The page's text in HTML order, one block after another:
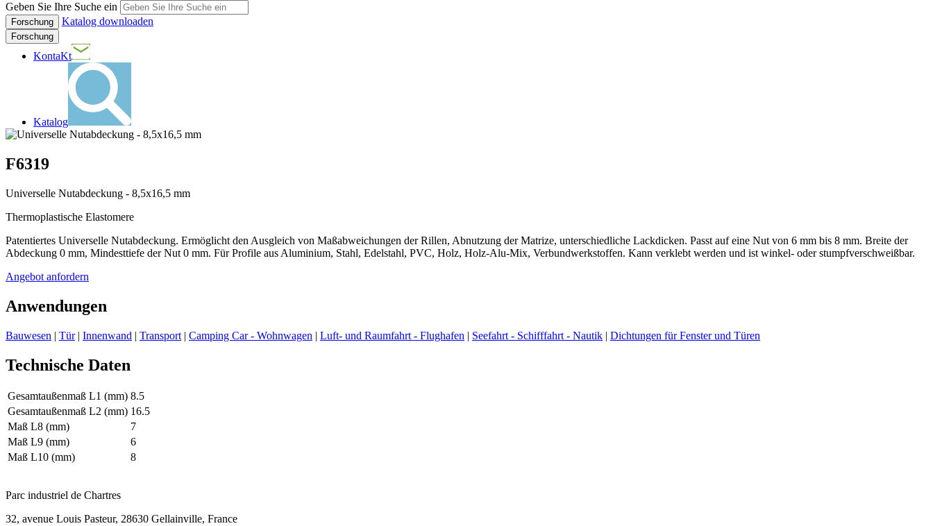
Geben Sie Ihre Suche ein
Katalog downloaden
Forschung
KontaKt
Katalog
F6319
Universelle Nutabdeckung - 8,5x16,5 mm
Thermoplastische Elastomere
Patentiertes Universelle Nutabdeckung. Ermöglicht den Ausgleich von Maßabweichungen der Rillen, Abnutzung der Matrize, unterschiedliche Lackdicken. Passt auf eine Nut von 6 mm bis 8 mm. Breite der
Abdeckung 0 mm, Mindesttiefe der Nut 0 mm. Für Profile aus Aluminium, Stahl, Edelstahl, PVC, Holz, Holz-Alu-Mix, Verbundwerkstoffen. Kann verklebt werden und ist winkel- oder stumpfverschweißbar.
Angebot anfordern
Anwendungen
Bauwesen | Tür| Innenwand | Transport | Camping Car - Wohnwagen | Luft- und Raumfahrt - Flughafen | Seefahrt - Schifffahrt - Nautik | Dichtungen für Fenster und Türen
Technische Daten
Gesamtaußenmaß L1 (mm) 8.5
Gesamtaußenmaß L2 (mm) 16.5
Maß L8 (mm)
7
Maß L9 (mm)
6
Maß L10 (mm)
8
Parc industriel de Chartres
32, avenue Louis Pasteur, 28630 Gellainville, France